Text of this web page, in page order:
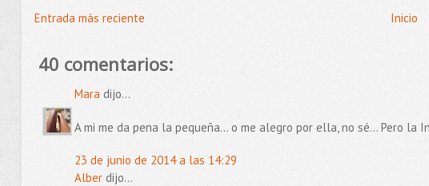
Entrada más reciente Inicio
40 comentarios:
Maradijo...
A mi me da pena la pequeña... o me alegro por ella, no sé... Pero la
23 de junio de 2014 a las 14:29
Alberdijo...